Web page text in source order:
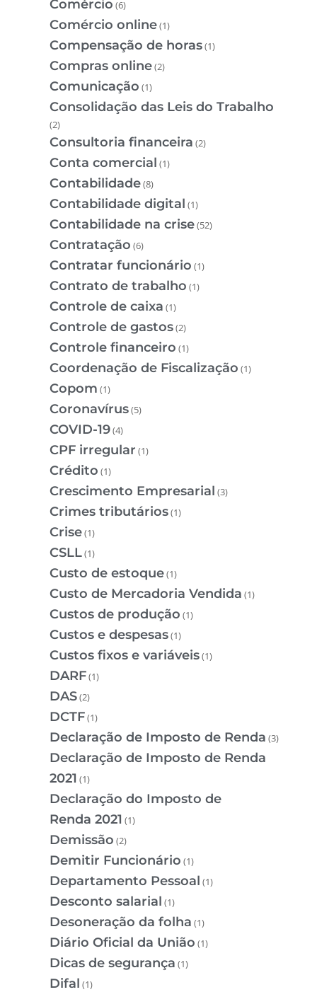
Comércio (6)
Comércio online(1)
Compensação de horas(1)
Compras online(2)
Comunicação (1)
Consolidação das Leis do Trabalho
(2)
Consultoria financeira (2)
Conta comercial (1)
Contabilidade(8)
Contabilidade digital (1)
Contabilidade na crise(52)
Contratação (6)
Contratar funcionário (1)
Contrato de trabalho (1)
Controle de caixa (1)
Controle de gastos(2)
Controle financeiro (1)
Coordenação de Fiscalização (1)
Copom (1)
Coronavírus(5)
COVID-19(4)
CPF irregular (1)
Crédito (1)
Crescimento Empresarial (3)
Crimes tributários(1)
Crise(1)
CSLL(1)
Custo de estoque(1)
Custo de Mercadoria Vendida (1)
Custos de produção (1)
Custos e despesas(1)
Custos fixos e variáveis(1)
DARF(1)
DAS(2)
DCTF(1)
Declaração de Imposto de Renda (3)
Declaração de Imposto de Renda
2021 (1)
Declaração do Imposto de
Renda 2021 (1)
Demissão (2)
Demitir Funcionário (1)
Departamento Pessoal (1)
Desconto salarial (1)
Desoneração da folha (1)
Diário Oficial da União (1)
Dicas de segurança (1)
Difal (1)